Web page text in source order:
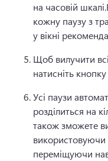
на часовій шкалі.
кожну паузу з
у вікні
Щоб вилучити
натисніть
Усі паузи
розділиться на
також зможете
використовуючи
переміщуючи